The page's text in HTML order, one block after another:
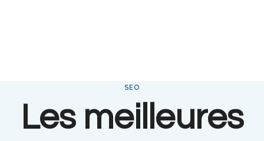
SEO
Les meilleures